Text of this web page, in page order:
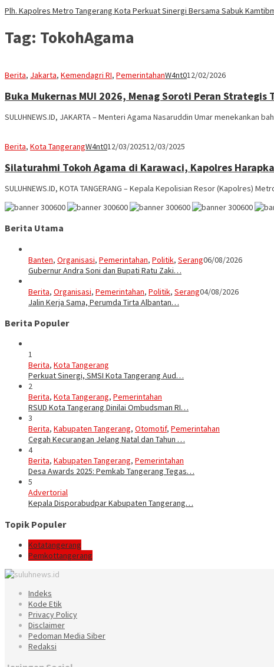
Plh. Kapolres Metro Tangerang Kota Perkuat Sinergi Bersama Sabuk
Tag: TokohAgama
Berita, Jakarta, Kemendagri RI, PemerintahanW4nt012/02/2026
Buka Mukernas MUI 2026, Menag Soroti Peran Strategis
SULUHNEWS.ID, JAKARTA – Menteri Agama Nasaruddin Umar menekankan
Berita, Kota TangerangW4nt012/03/202512/03/2025
Silaturahmi Tokoh Agama di Karawaci, Kapolres
SULUHNEWS.ID, KOTA TANGERANG – Kepala Kepolisian Resor (Kapolres)
Berita Utama
Banten, Organisasi, Pemerintahan, Politik, Serang06/08/2026
Gubernur Andra Soni dan Bupati Ratu Zaki…
Berita, Organisasi, Pemerintahan, Politik, Serang04/08/2026
Jalin Kerja Sama, Perumda Tirta Albantan…
Berita Populer
1
Berita, Kota Tangerang
Perkuat Sinergi, SMSI Kota Tangerang Aud…
2
Berita, Kota Tangerang, Pemerintahan
RSUD Kota Tangerang Dinilai Ombudsman RI…
3
Berita, Kabupaten Tangerang, Otomotif, Pemerintahan
Cegah Kecurangan Jelang Natal dan Tahun …
4
Berita, Kabupaten Tangerang, Pemerintahan
Desa Awards 2025: Pemkab Tangerang Tegas…
5
Advertorial
Kepala Disporabudpar Kabupaten Tangerang…
Topik Populer
Kotatangerang
Pemkottangerang
Indeks
Kode Etik
Privacy Policy
Disclaimer
Pedoman Media Siber
Redaksi